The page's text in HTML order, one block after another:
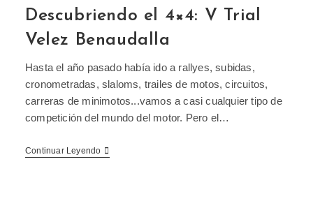
Descubriendo el 4×4: V Trial
Velez Benaudalla
Hasta el año pasado había ido a rallyes, subidas,
cronometradas, slaloms, trailes de motos, circuitos,
carreras de minimotos...vamos a casi cualquier tipo de
competición del mundo del motor. Pero el…
Continuar Leyendo